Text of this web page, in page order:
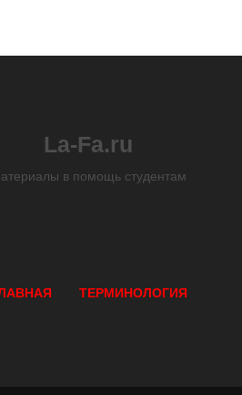
La-Fa.ru
в помощь студентам
ТЕРМИНОЛОГИЯ